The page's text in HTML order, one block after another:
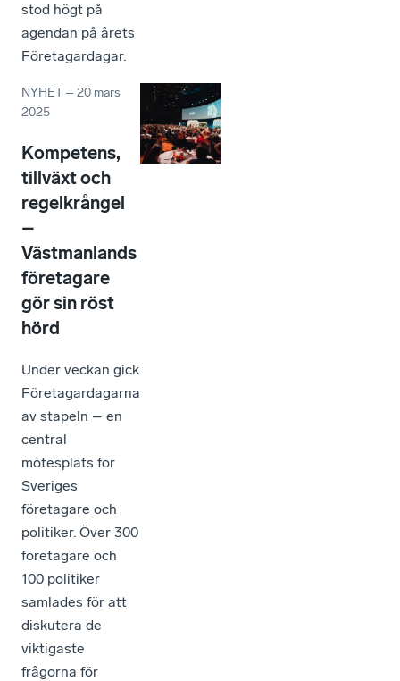
stod högt på
agendan på årets
Företagardagar.
NYHET –20 mars
2025
Kompetens,
tillväxt och
regelkrångel
–
Västmanlands
företagare
gör sin röst
hörd
Under veckan gick
Företagardagarna
av stapeln – en
central
mötesplats för
Sveriges
företagare och
politiker. Över 300
företagare och
100 politiker
samlades för att
diskutera de
viktigaste
frågorna för